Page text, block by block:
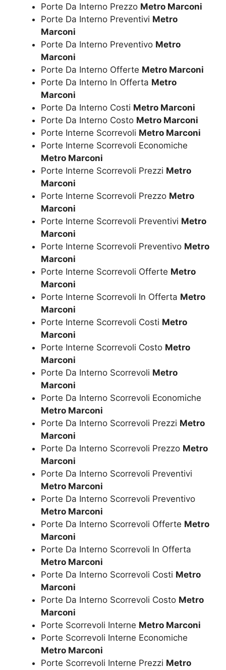
Porte Da Interno Prezzo Metro Marconi
Porte Da Interno Preventivi Metro
Marconi
Porte Da Interno Preventivo Metro
Marconi
Porte Da Interno Offerte Metro Marconi
Porte Da Interno In Offerta Metro
Marconi
Porte Da Interno Costi Metro Marconi
Porte Da Interno Costo Metro Marconi
Porte Interne Scorrevoli Metro Marconi
Porte Interne Scorrevoli Economiche
Metro Marconi
Porte Interne Scorrevoli Prezzi Metro
Marconi
Porte Interne Scorrevoli Prezzo Metro
Marconi
Porte Interne Scorrevoli Preventivi Metro
Marconi
Porte Interne Scorrevoli Preventivo Metro
Marconi
Porte Interne Scorrevoli Offerte Metro
Marconi
Porte Interne Scorrevoli In Offerta Metro
Marconi
Porte Interne Scorrevoli Costi Metro
Marconi
Porte Interne Scorrevoli Costo Metro
Marconi
Porte Da Interno Scorrevoli Metro
Marconi
Porte Da Interno Scorrevoli Economiche
Metro Marconi
Porte Da Interno Scorrevoli Prezzi Metro
Marconi
Porte Da Interno Scorrevoli Prezzo Metro
Marconi
Porte Da Interno Scorrevoli Preventivi
Metro Marconi
Porte Da Interno Scorrevoli Preventivo
Metro Marconi
Porte Da Interno Scorrevoli Offerte Metro
Marconi
Porte Da Interno Scorrevoli In Offerta
Metro Marconi
Porte Da Interno Scorrevoli Costi Metro
Marconi
Porte Da Interno Scorrevoli Costo Metro
Marconi
Porte Scorrevoli Interne Metro Marconi
Porte Scorrevoli Interne Economiche
Metro Marconi
Porte Scorrevoli Interne Prezzi Metro